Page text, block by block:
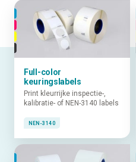
Full-color
keuringslabels
Print kleurrijke inspectie-,
kalibratie- of NEN-3140 labels
NEN-3140